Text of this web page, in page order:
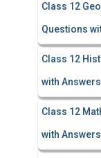
Class 12
Questions
Class 12
with Answers
Class 12
with Answers